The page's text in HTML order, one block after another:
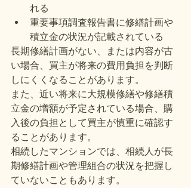
れる
重要事項調査報告書に修繕計画や
積立金の状況が記載されている
長期修繕計画がない、または内容が古
い場合、買主が将来の費用負担を判断
しにくくなることがあります。
また、近い将来に大規模修繕や修繕積
立金の増額が予定されている場合、購
入後の負担として買主が慎重に確認す
ることがあります。
相続したマンションでは、相続人が長
期修繕計画や管理組合の状況を把握し
ていないこともあります。